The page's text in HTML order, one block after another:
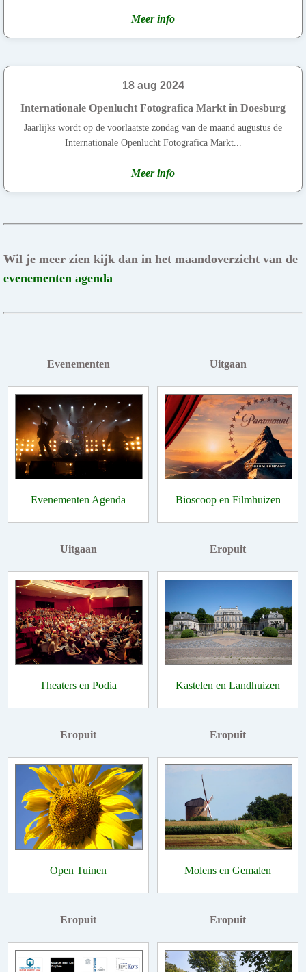
Meer info
18 aug 2024
Internationale Openlucht Fotografica Markt in Doesburg
Jaarlijks wordt op de voorlaatste zondag van de maand augustus de
Internationale Openlucht Fotografica Markt...
Meer info
Wil je meer zien kijk dan in het maandoverzicht van de
evenementen agenda
Evenementen
Evenementen Agenda
Uitgaan
Bioscoop en Filmhuizen
Uitgaan
Theaters en Podia
Eropuit
Kastelen en Landhuizen
Eropuit
Open Tuinen
Eropuit
Molens en Gemalen
Eropuit Eropuit